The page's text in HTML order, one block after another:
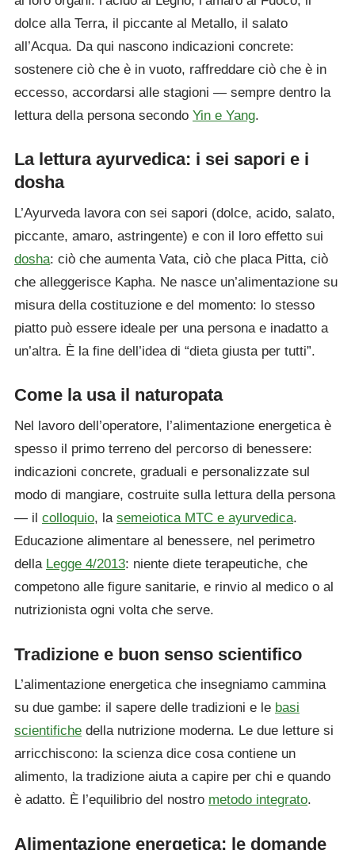
dolce alla Terra, il piccante al Metallo, il salato
all’Acqua. Da qui nascono indicazioni concrete:
sostenere ciò che è in vuoto, raffreddare ciò che è in
eccesso, accordarsi alle stagioni — sempre dentro la
lettura della persona secondo Yin e Yang.
La lettura ayurvedica: i sei sapori e i
dosha
L’Ayurveda lavora con sei sapori (dolce, acido, salato,
piccante, amaro, astringente) e con il loro effetto sui
dosha: ciò che aumenta Vata, ciò che placa Pitta, ciò
che alleggerisce Kapha. Ne nasce un’alimentazione su
misura della costituzione e del momento: lo stesso
piatto può essere ideale per una persona e inadatto a
un’altra. È la fine dell’idea di “dieta giusta per tutti”.
Come la usa il naturopata
Nel lavoro dell’operatore, l’alimentazione energetica è
spesso il primo terreno del percorso di benessere:
indicazioni concrete, graduali e personalizzate sul
modo di mangiare, costruite sulla lettura della persona
— il colloquio, la semeiotica MTC e ayurvedica.
Educazione alimentare al benessere, nel perimetro
della Legge 4/2013: niente diete terapeutiche, che
competono alle figure sanitarie, e rinvio al medico o al
nutrizionista ogni volta che serve.
Tradizione e buon senso scientifico
L’alimentazione energetica che insegniamo cammina
su due gambe: il sapere delle tradizioni e le basi
scientifiche della nutrizione moderna. Le due letture si
arricchiscono: la scienza dice cosa contiene un
alimento, la tradizione aiuta a capire per chi e quando
è adatto. È l’equilibrio del nostro metodo integrato.
Alimentazione energetica: le domande